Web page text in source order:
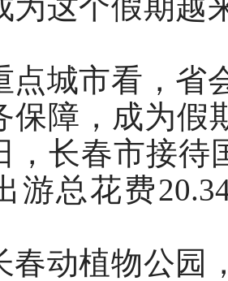
市看，省会
保障，成为假
，长春市接待
游总花费
植物公园，